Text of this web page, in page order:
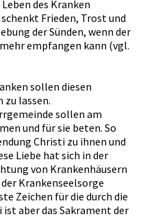
des Kranken
Frieden, Trost und
der Sünden, wenn der
empfangen kann (vgl.
sollen diesen
lassen.
sollen am
und für sie beten. So
Christi zu ihnen und
Liebe hat sich in der
von Krankenhäusern
Krankenseelsorge
Zeichen für die durch die
aber das Sakrament der